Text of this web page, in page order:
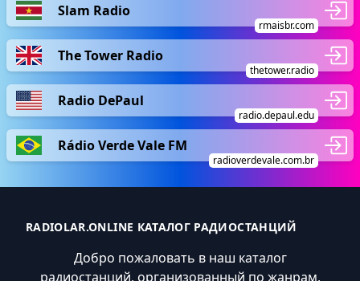
Slam Radio
rmaisbr.com
The Tower Radio
thetower.radio
Radio DePaul
radio.depaul.edu
Rádio Verde Vale FM
radioverdevale.com.br
RADIOLAR.ONLINE КАТАЛОГ РАДИОСТАНЦИЙ
Добро пожаловать в наш каталог
радиостанций, организованный по жанрам,